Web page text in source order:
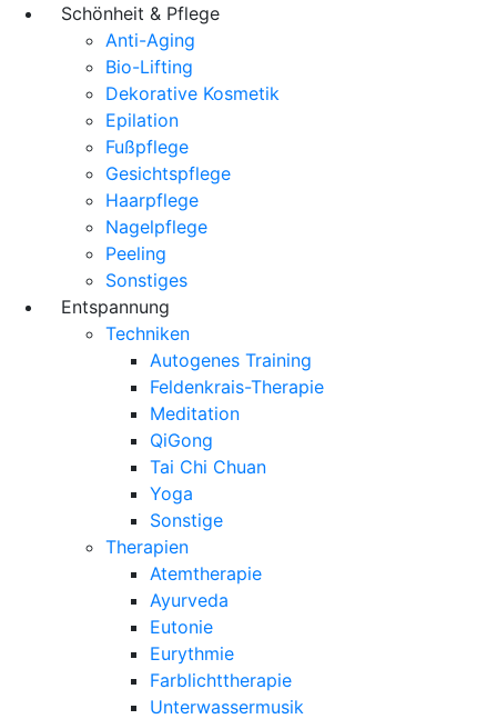
Schönheit & Pflege
Anti-Aging
Bio-Lifting
Dekorative Kosmetik
Epilation
Fußpflege
Gesichtspflege
Haarpflege
Nagelpflege
Peeling
Sonstiges
Entspannung
Techniken
Autogenes Training
Feldenkrais-Therapie
Meditation
QiGong
Tai Chi Chuan
Yoga
Sonstige
Therapien
Atemtherapie
Ayurveda
Eutonie
Eurythmie
Farblichttherapie
Unterwassermusik